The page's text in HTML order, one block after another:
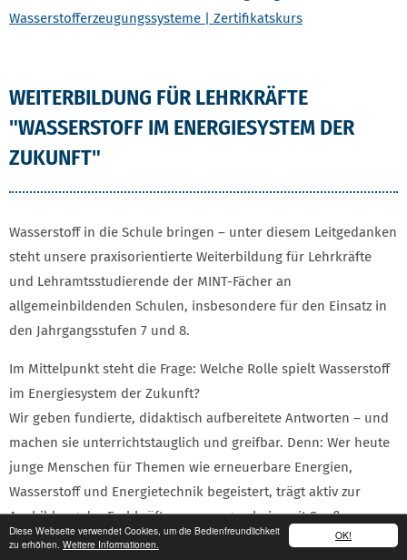
OK!
Diese Webseite verwendet Cookies, um die Bedienfreundlichkeit
zu erhöhen. Weitere Informationen.
Wasserstofferzeugungssysteme | Zertifikatskurs
WEITERBILDUNG FÜR LEHRKRÄFTE
"WASSERSTOFF IM ENERGIESYSTEM DER
ZUKUNFT"
Wasserstoff in die Schule bringen – unter diesem Leitgedanken
steht unsere praxisorientierte Weiterbildung für Lehrkräfte
und Lehramtsstudierende der MINT-Fächer an
allgemeinbildenden Schulen, insbesondere für den Einsatz in
den Jahrgangsstufen 7 und 8.
Im Mittelpunkt steht die Frage: Welche Rolle spielt Wasserstoff
im Energiesystem der Zukunft?
Wir geben fundierte, didaktisch aufbereitete Antworten – und
machen sie unterrichtstauglich und greifbar. Denn: Wer heute
junge Menschen für Themen wie erneuerbare Energien,
Wasserstoff und Energietechnik begeistert, trägt aktiv zur
Ausbildung der Fachkräfte von morgen bei – mit Spaß am
Lernen und Forschen.